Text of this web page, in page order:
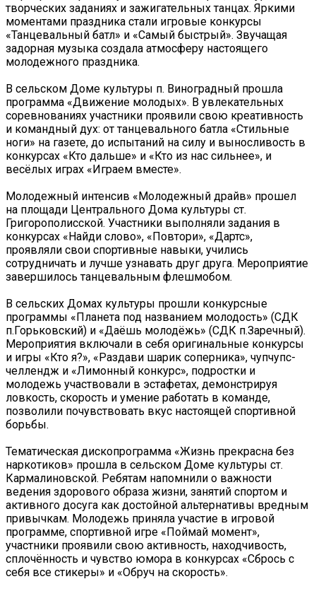
творческих заданиях и зажигательных танцах. Яркими
моментами праздника стали игровые конкурсы
«Танцевальный батл» и «Самый быстрый». Звучащая
задорная музыка создала атмосферу настоящего
молодежного праздника.
В сельском Доме культуры п. Виноградный прошла
программа «Движение молодых». В увлекательных
соревнованиях участники проявили свою креативность
и командный дух: от танцевального батла «Стильные
ноги» на газете, до испытаний на силу и выносливость в
конкурсах «Кто дальше» и «Кто из нас сильнее», и
весёлых играх «Играем вместе».
Молодежный интенсив «Молодежный драйв» прошел
на площади Центрального Дома культуры ст.
Григорополисской. Участники выполняли задания в
конкурсах «Найди слово», «Повтори», «Дартс»,
проявляли свои спортивные навыки, учились
сотрудничать и лучше узнавать друг друга. Мероприятие
завершилось танцевальным флешмобом.
В сельских Домах культуры прошли конкурсные
программы «Планета под названием молодость» (СДК
п.Горьковский) и «Даёшь молодёжь» (СДК п.Заречный).
Мероприятия включали в себя оригинальные конкурсы
и игры «Кто я?», «Раздави шарик соперника», чупчупс-
челлендж и «Лимонный конкурс», подростки и
молодежь участвовали в эстафетах, демонстрируя
ловкость, скорость и умение работать в команде,
позволили почувствовать вкус настоящей спортивной
борьбы.
Тематическая дископрограмма «Жизнь прекрасна без
наркотиков» прошла в сельском Доме культуры ст.
Кармалиновской. Ребятам напомнили о важности
ведения здорового образа жизни, занятий спортом и
активного досуга как достойной альтернативы вредным
привычкам. Молодежь приняла участие в игровой
программе, спортивной игре «Поймай момент»,
участники проявили свою активность, находчивость,
сплочённость и чувство юмора в конкурсах «Сбрось с
себя все стикеры» и «Обруч на скорость».